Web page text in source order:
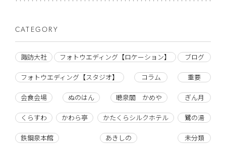
CATEGORY
諏訪大社 フォトウエディング【ロケーション】 ブログ
フォトウエディング【スタジオ】 コラム 重要
会食会場 ぬのはん 聴泉閣 かめや ぎん月
くらすわ かわら亭 かたくらシルクホテル 鷺の湯
鉄鋼泉本館 あきしの 未分類